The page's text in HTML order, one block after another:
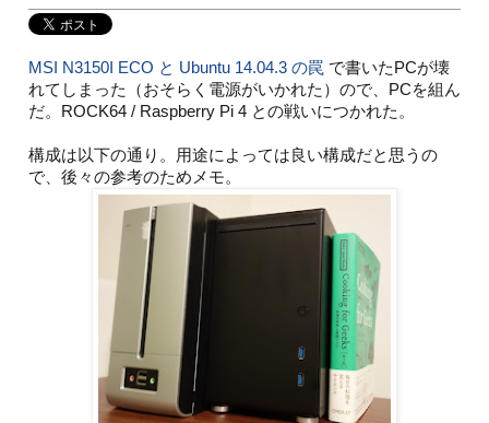
MSI N3150I ECO と Ubuntu 14.04.3 の罠 で書いたPCが壊
れてしまった（おそらく電源がいかれた）ので、PCを組ん
だ。ROCK64 / Raspberry Pi 4 との戦いにつかれた。
構成は以下の通り。用途によっては良い構成だと思うの
で、後々の参考のためメモ。